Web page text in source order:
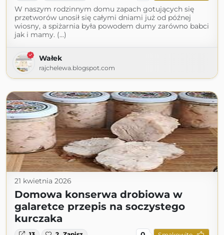
W naszym rodzinnym domu zapach gotujących się
przetworów unosił się całymi dniami już od późnej
wiosny, a spiżarnia była powodem dumy zarówno babci
jak i mamy. (...)
Wałek
rajchelewa.blogspot.com
21 kwietnia 2026
Domowa konserwa drobiowa w
galaretce przepis na soczystego
kurczaka